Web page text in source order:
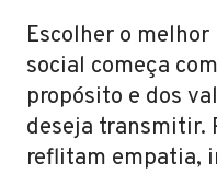
Escolher o
social começa
propósito e dos
deseja transmitir.
reflitam empatia,